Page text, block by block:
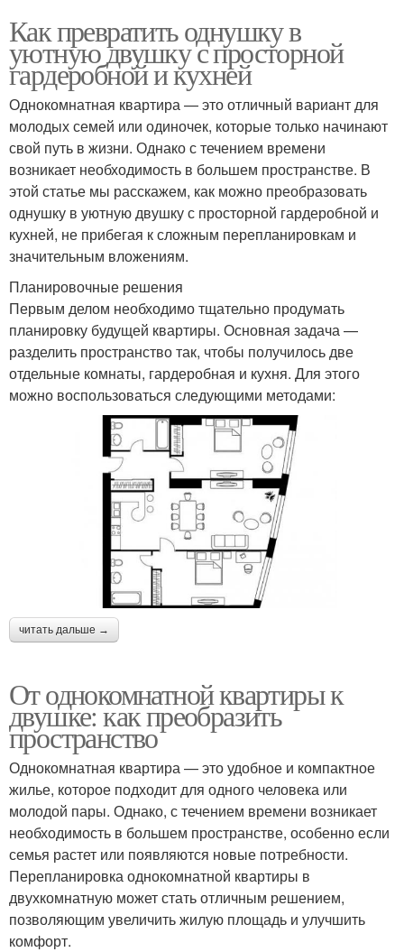
Как превратить однушку в
уютную двушку с просторной
гардеробной и кухней
Однокомнатная квартира — это отличный вариант для
молодых семей или одиночек, которые только начинают
свой путь в жизни. Однако с течением времени
возникает необходимость в большем пространстве. В
этой статье мы расскажем, как можно преобразовать
однушку в уютную двушку с просторной гардеробной и
кухней, не прибегая к сложным перепланировкам и
значительным вложениям.
Планировочные решения
Первым делом необходимо тщательно продумать
планировку будущей квартиры. Основная задача —
разделить пространство так, чтобы получилось две
отдельные комнаты, гардеробная и кухня. Для этого
можно воспользоваться следующими методами:
читать дальше →
От однокомнатной квартиры к
двушке: как преобразить
пространство
Однокомнатная квартира — это удобное и компактное
жилье, которое подходит для одного человека или
молодой пары. Однако, с течением времени возникает
необходимость в большем пространстве, особенно если
семья растет или появляются новые потребности.
Перепланировка однокомнатной квартиры в
двухкомнатную может стать отличным решением,
позволяющим увеличить жилую площадь и улучшить
комфорт.